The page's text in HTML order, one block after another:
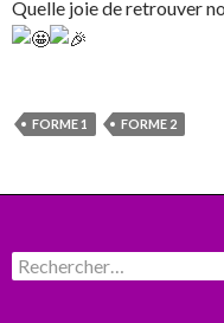
Quelle joie de retrouver
FORME 1 FORME 2
Rechercher :